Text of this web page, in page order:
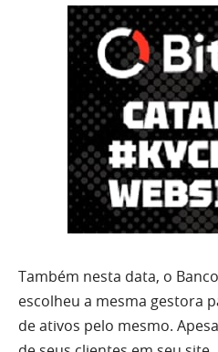
Também nesta data, o
escolheu a mesma gestora
de ativos pelo mesmo.